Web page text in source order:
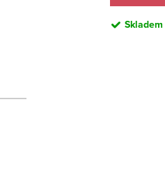
Skladem